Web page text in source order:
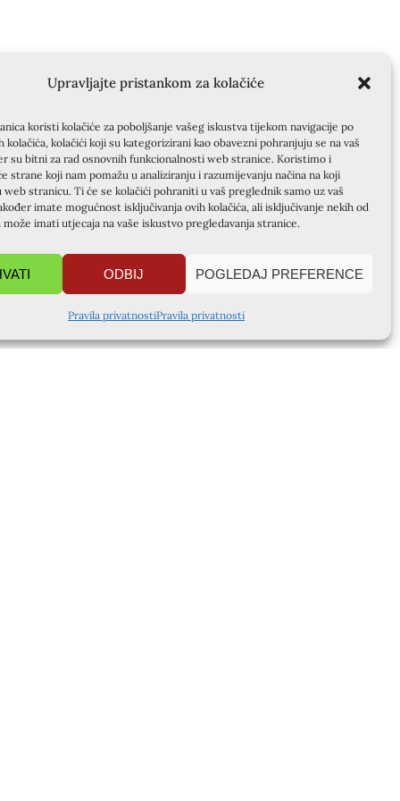
Upravljajte pristankom za kolačiće
koristi kolačiće za poboljšanje vašeg iskustva tijekom navigacije po
kolačića, kolačići koji su kategorizirani kao obavezni pohranjuju se na vaš
su bitni za rad osnovnih funkcionalnosti web stranice. Koristimo i
strane koji nam pomažu u analiziranju i razumijevanju načina na koji
stranicu. Ti će se kolačići pohraniti u vaš preglednik samo uz vaš
imate mogućnost isključivanja ovih kolačića, ali isključivanje nekih od
može imati utjecaja na vaše iskustvo pregledavanja stranice.
ODBIJ POGLEDAJ PREFERENCE
Pravila privatnostiPravila privatnosti